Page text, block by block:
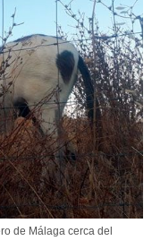
de Málaga cerca del